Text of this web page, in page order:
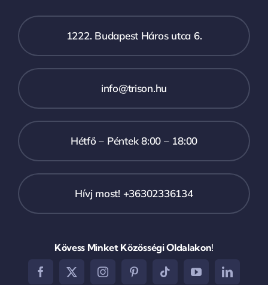
1222. Budapest Háros utca 6.
info@trison.hu
Hétfő – Péntek 8:00 – 18:00
Hívj most! +36302336134
Kövess Minket Közösségi Oldalakon!